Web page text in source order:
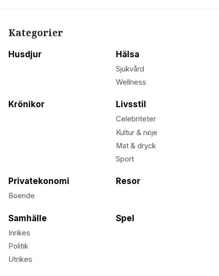
Kategorier
Husdjur Hälsa
Sjukvård
Wellness
Krönikor Livsstil
Celebriteter
Kultur & nöje
Mat & dryck
Sport
Privatekonomi
Boende
Resor
Samhälle
Inrikes
Politik
Utrikes
Spel